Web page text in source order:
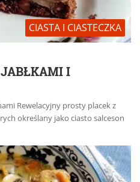
CIASTA I CIASTECZKA
JABŁKAMI I
Rewelacyjny prosty placek z
określany jako ciasto salceson